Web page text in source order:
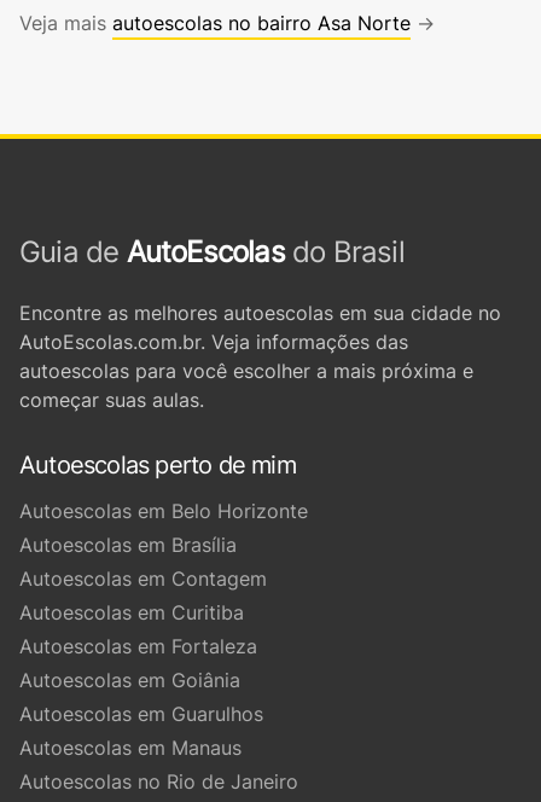
Veja mais autoescolas no bairro Asa Norte →
Guia de AutoEscolasdo Brasil
Encontre as melhores autoescolas em sua cidade no
AutoEscolas.com.br. Veja informações das
autoescolas para você escolher a mais próxima e
começar suas aulas.
Autoescolas perto de mim
Autoescolas em Belo Horizonte
Autoescolas em Brasília
Autoescolas em Contagem
Autoescolas em Curitiba
Autoescolas em Fortaleza
Autoescolas em Goiânia
Autoescolas em Guarulhos
Autoescolas em Manaus
Autoescolas no Rio de Janeiro